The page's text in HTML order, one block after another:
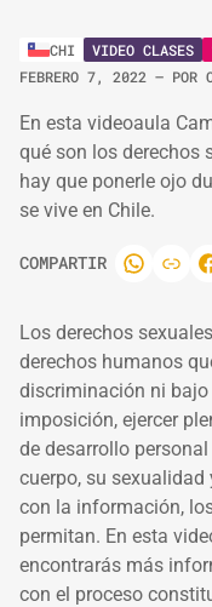
CHI VIDEO CLASES
FEBRERO 7, 2022 – POR
En esta videoaula
qué son los derechos
hay que ponerle ojo
se vive en Chile.
COMPARTIR
Los derechos
derechos humanos
discriminación ni
imposición, ejercer
de desarrollo
cuerpo, su
con la información,
permitan. En esta
encontrarás más
con el proceso